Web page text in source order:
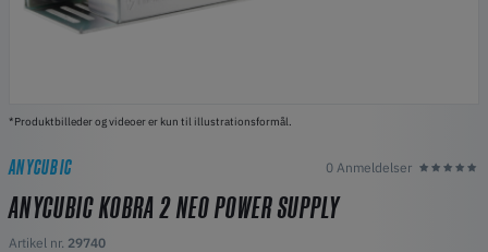
*Produktbilleder og videoer er kun til illustrationsformål.
ANYCUBIC 0 Anmeldelser
ANYCUBIC KOBRA 2 NEO POWER SUPPLY
Artikel nr. 29740